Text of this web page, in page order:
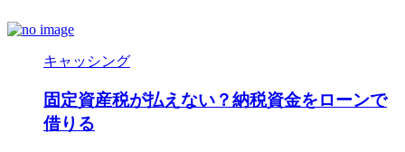
キャッシング
固定資産税が払えない？納税資金をローンで
借りる